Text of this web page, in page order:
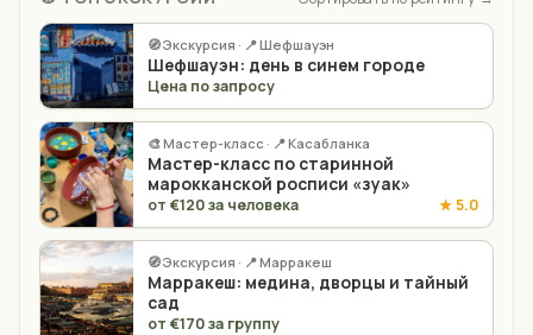
🧭 Экскурсия · 📍 Шефшауэн
Шефшауэн: день в синем городе
Цена по запросу
🎨 Мастер-класс · 📍 Касабланка
Мастер-класс по старинной
марокканской росписи «зуак»
от €120 за человека ★ 5.0
🧭 Экскурсия · 📍 Марракеш
Марракеш: медина, дворцы и тайный
сад
от €170 за группу